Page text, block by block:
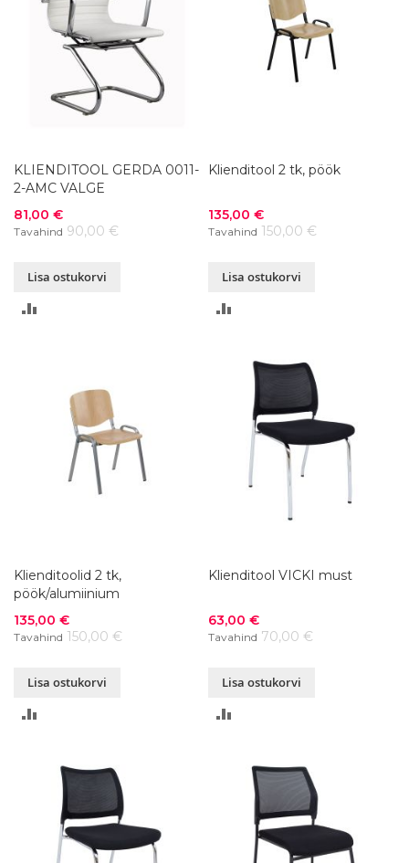
KLIENDITOOL GERDA 0011-
2-AMC VALGE
Soodushind
81,00 €
Tavahind 90,00 €
Lisa ostukorvi
Klienditool 2 tk, pöök
Soodushind
135,00 €
Tavahind 150,00 €
Lisa ostukorvi
Klienditoolid 2 tk,
pöök/alumiinium
Soodushind
135,00 €
Tavahind 150,00 €
Lisa ostukorvi
Klienditool VICKI must
Soodushind
63,00 €
Tavahind 70,00 €
Lisa ostukorvi